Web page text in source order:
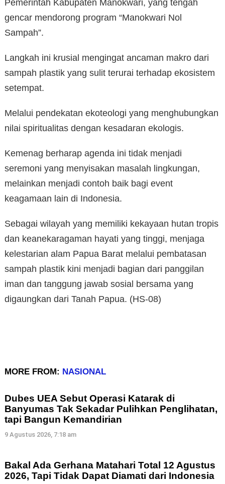
Pemerintah Kabupaten Manokwari, yang tengah
gencar mendorong program “Manokwari Nol
Sampah”.
Langkah ini krusial mengingat ancaman makro dari
sampah plastik yang sulit terurai terhadap ekosistem
setempat.
Melalui pendekatan ekoteologi yang menghubungkan
nilai spiritualitas dengan kesadaran ekologis.
Kemenag berharap agenda ini tidak menjadi
seremoni yang menyisakan masalah lingkungan,
melainkan menjadi contoh baik bagi event
keagamaan lain di Indonesia.
Sebagai wilayah yang memiliki kekayaan hutan tropis
dan keanekaragaman hayati yang tinggi, menjaga
kelestarian alam Papua Barat melalui pembatasan
sampah plastik kini menjadi bagian dari panggilan
iman dan tanggung jawab sosial bersama yang
digaungkan dari Tanah Papua. (HS-08)
MORE FROM: NASIONAL
Dubes UEA Sebut Operasi Katarak di
Banyumas Tak Sekadar Pulihkan Penglihatan,
tapi Bangun Kemandirian
9 Agustus 2026, 7:18 am
Bakal Ada Gerhana Matahari Total 12 Agustus
2026, Tapi Tidak Dapat Diamati dari Indonesia